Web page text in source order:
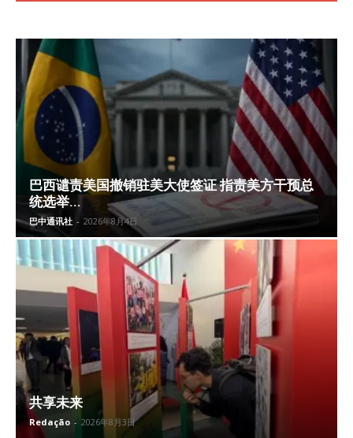
巴西谴责美国撤销驻美大使签证 指责美方干预总
统选举...
巴中通讯社 - 2026年8月4日
共享未来
Redação - 2026年8月3日